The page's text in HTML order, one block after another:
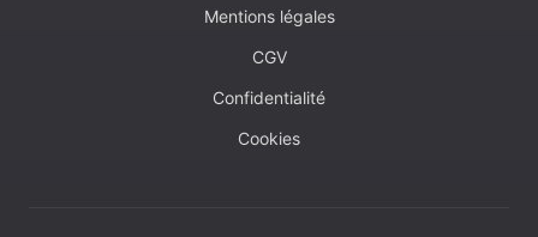
Mentions légales
CGV
Confidentialité
Cookies